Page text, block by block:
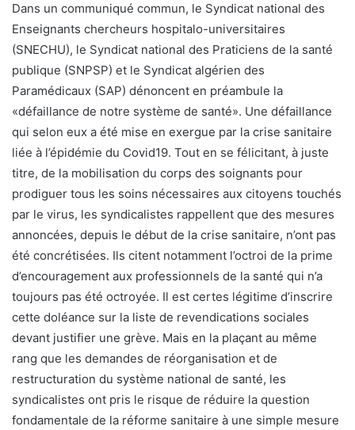
Dans un communiqué commun, le Syndicat national des
Enseignants chercheurs hospitalo-universitaires
(SNECHU), le Syndicat national des Praticiens de la santé
publique (SNPSP) et le Syndicat algérien des
Paramédicaux (SAP) dénoncent en préambule la
«défaillance de notre système de santé». Une défaillance
qui selon eux a été mise en exergue par la crise sanitaire
liée à l’épidémie du Covid19. Tout en se félicitant, à juste
titre, de la mobilisation du corps des soignants pour
prodiguer tous les soins nécessaires aux citoyens touchés
par le virus, les syndicalistes rappellent que des mesures
annoncées, depuis le début de la crise sanitaire, n’ont pas
été concrétisées. Ils citent notamment l’octroi de la prime
d’encouragement aux professionnels de la santé qui n’a
toujours pas été octroyée. Il est certes légitime d’inscrire
cette doléance sur la liste de revendications sociales
devant justifier une grève. Mais en la plaçant au même
rang que les demandes de réorganisation et de
restructuration du système national de santé, les
syndicalistes ont pris le risque de réduire la question
fondamentale de la réforme sanitaire à une simple mesure